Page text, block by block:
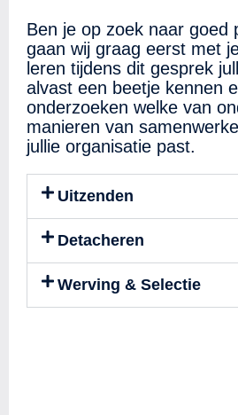
Ben je op zoek naar goed
gaan wij graag eerst met
leren tijdens dit gesprek
alvast een beetje kennen
onderzoeken welke van
manieren van
jullie organisatie past.
Uitzenden
Detacheren
Werving & Selectie